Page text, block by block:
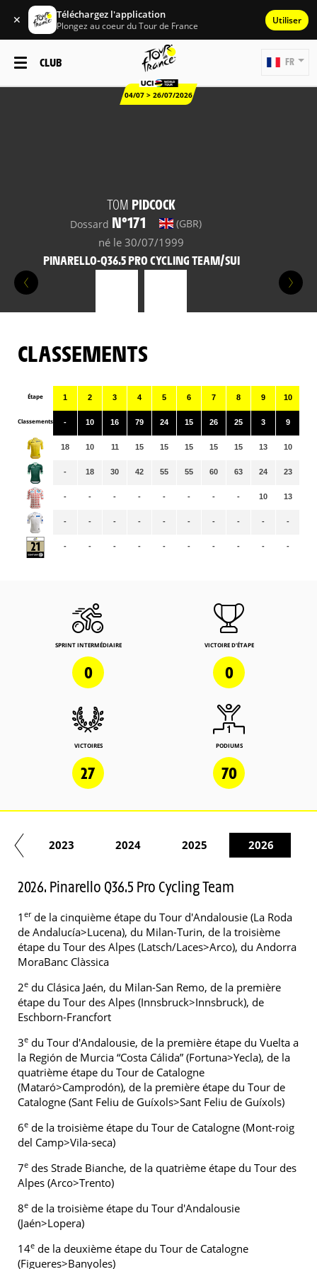
✕ Téléchargez l'application
Plongez au coeur du Tour de France Utiliser
CLUB
04/07 > 26/07/2026
FR
TOM PIDCOCK
Dossard N°171 (GBR)
né le 30/07/1999
PINARELLO-Q36.5 PRO CYCLING TEAM/SUI
CLASSEMENTS
Étape
Classements
1
-
18
-
-
-
-
2
10
10
18
-
-
-
3
16
11
30
-
-
-
4
79
15
42
-
-
-
5
24
15
55
-
-
-
6
15
15
55
-
-
-
7
26
15
60
-
-
-
8
25
15
63
-
-
-
9
3
13
24
10
-
-
10
9
10
23
13
-
-
SPRINT INTERMÉDIAIRE
0
VICTOIRE D'ÉTAPE
0
VICTOIRES
27
PODIUMS
70
2023 2024 2025 2026
2026. Pinarello Q36.5 Pro Cycling Team
1 erde la cinquième étape du Tour d'Andalousie (La Roda
de Andalucía>Lucena), du Milan-Turin, de la troisième
étape du Tour des Alpes (Latsch/Laces>Arco), du Andorra
MoraBanc Clàssica
2e du Clásica Jaén, du Milan-San Remo, de la première
étape du Tour des Alpes (Innsbruck>Innsbruck), de
Eschborn-Francfort
3e du Tour d'Andalousie, de la première étape du Vuelta a
la Región de Murcia “Costa Cálida” (Fortuna>Yecla), de la
quatrième étape du Tour de Catalogne
(Mataró>Camprodón), de la première étape du Tour de
Catalogne (Sant Feliu de Guíxols>Sant Feliu de Guíxols)
6e de la troisième étape du Tour de Catalogne (Mont-roig
del Camp>Vila-seca)
7e des Strade Bianche, de la quatrième étape du Tour des
Alpes (Arco>Trento)
8e de la troisième étape du Tour d'Andalousie
(Jaén>Lopera)
14e de la deuxième étape du Tour de Catalogne
(Figueres>Banyoles)